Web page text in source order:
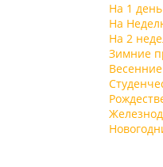
На 1 день
На
На 2
Зимние